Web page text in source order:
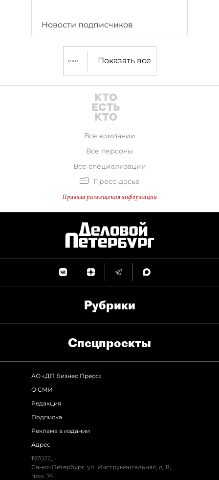
Новости подписчиков
Показать все
Все компании
Все персоны
Все специализации
Пресс-досье
Правила размещения информации
Рубрики
Спец­проекты
АО «ДП Бизнес Пресс»
О СМИ
Редакция
Подписка
Реклама в издании
Адрес
197022,
Санкт-Петербург, ул. Инструментальная, д. 8,
пом. 74.